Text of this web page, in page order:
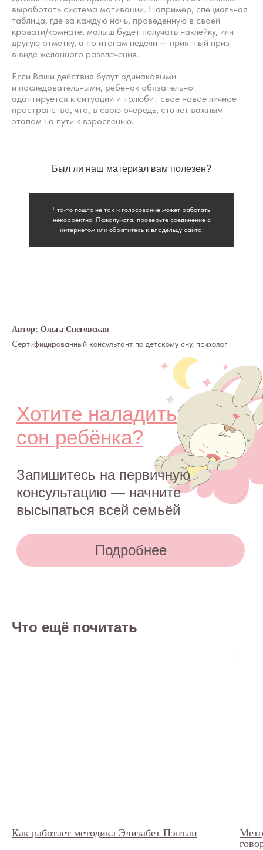
выработать система мотивации. Например, специальная
таблица, где за каждую ночь, проведенную в своей
кровати/комнате, малыш будет получать наклейку, или
другую отметку, а по итогам недели — приятный приз
в виде желанного развлечения.
Если Ваши действия будут одинаковыми
и последовательными, ребенок обязательно
адаптируется к ситуации и полюбит свое новое личное
пространство, что, в свою очередь, станет важным
этапом на пути к взрослению.
Был ли наш материал вам полезен?
Что-то пошло не так и голосование может работать
некорректно. Пожалуйста, проверьте соединение с
интернетом или обратитесь к владельцу сайта.
Автор: Ольга Снеговская
Сертифицированный консультант по детскому сну, психолог
Что ещё почитать
Как работает методика Элизабет Пэнтли